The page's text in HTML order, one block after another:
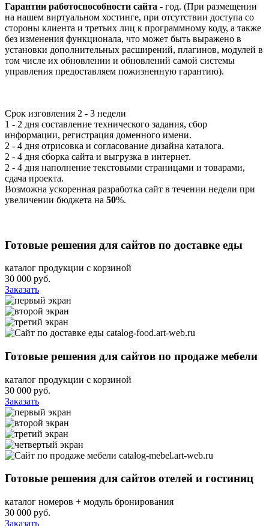
Гарантии работоспособности сайта - год. (При размещении
на нашем виртуальном хостинге, при отсутствии доступа со
стороны клиента и третьих лиц к программному коду, а также
без изменения функционала, что может быть выражено в
установки дополнительных расширений, плагинов, модулей в
том числе их обновлении и обновлений самой системы
управления предоставляем пожизненную гарантию).
Срок изговления 2 - 3 недели
1 - 2 дня составление технического задания, сбор
информации, регистрация доменного имени.
2 - 4 дня отрисовка и согласование дизайна каталога.
2 - 4 дня сборка сайта и выгрузка в интернет.
2 - 4 дня наполнение текстовыми страницами и товарами,
сдача проекта.
Возможна ускоренная разработка сайт в течении недели при
увеличении бюджета на 50%.
Готовые решения для сайтов по доставке еды
каталог продукции с корзиной
30 000 руб.
Заказать
catalog-food.art-web.ru
Готовые решения для сайтов по продаже мебели
каталог продукции с корзиной
30 000 руб.
Заказать
catalog-mebel.art-web.ru
Готовые решения для сайтов отелей и гостиниц
каталог номеров + модуль бронирования
30 000 руб.
Заказать